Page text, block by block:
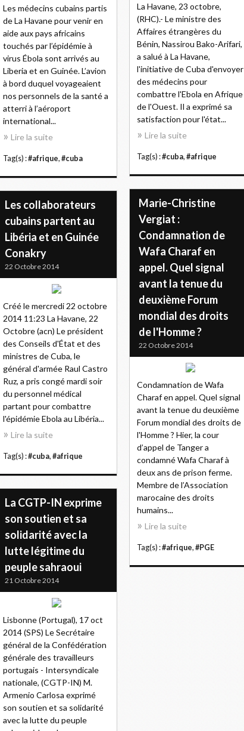
La Havane, 23 octobre,
(RHC).- Le ministre des
Affaires étrangères du
Bénin, Nassirou Bako-Arifari,
a salué à La Havane,
l'initiative de Cuba d'envoyer
des médecins pour
combattre l'Ebola en Afrique
de l'Ouest. Il a exprimé sa
satisfaction pour l'état...
Lire la suite
Tag(s) :#cuba, #afrique
Les médecins cubains partis
de La Havane pour venir en
aide aux pays africains
touchés par l’épidémie à
virus Ébola sont arrivés au
Liberia et en Guinée. L’avion
à bord duquel voyageaient
nos personnels de la santé a
atterri à l’aéroport
international...
Lire la suite
Tag(s) :#afrique, #cuba
Marie-Christine
Vergiat :
Condamnation de
Wafa Charaf en
appel. Quel signal
avant la tenue du
deuxième Forum
mondial des droits
de l'Homme ?
22 Octobre 2014
Condamnation de Wafa
Charaf en appel. Quel signal
avant la tenue du deuxième
Forum mondial des droits de
l'Homme ? Hier, la cour
d’appel de Tanger a
condamné Wafa Charaf à
deux ans de prison ferme.
Membre de l’Association
marocaine des droits
humains...
Lire la suite
Tag(s) :#afrique, #PGE
Les collaborateurs
cubains partent au
Libéria et en Guinée
Conakry
22 Octobre 2014
Créé le mercredi 22 octobre
2014 11:23 La Havane, 22
Octobre (acn) Le président
des Conseils d'État et des
ministres de Cuba, le
général d'armée Raul Castro
Ruz, a pris congé mardi soir
du personnel médical
partant pour combattre
l'épidémie Ebola au Libéria...
Lire la suite
Tag(s) :#cuba, #afrique
La CGTP-IN exprime
son soutien et sa
solidarité avec la
lutte légitime du
peuple sahraoui
21 Octobre 2014
Lisbonne (Portugal), 17 oct
2014 (SPS) Le Secrétaire
général de la Confédération
générale des travailleurs
portugais - Intersyndicale
nationale, (CGTP-IN) M.
Armenio Carlosa exprimé
son soutien et sa solidarité
avec la lutte du peuple